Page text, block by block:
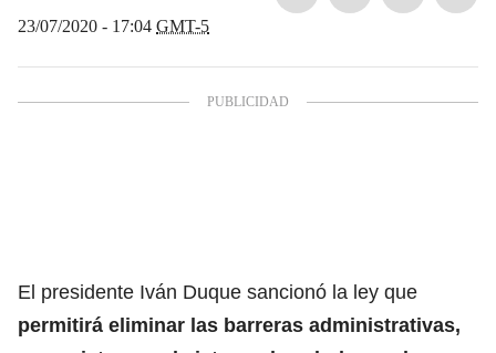
23/07/2020 - 17:04 GMT-5
El presidente Iván Duque sancionó la ley que
permitirá eliminar las barreras administrativas,